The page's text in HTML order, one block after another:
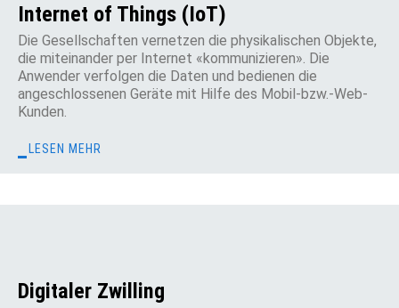
Internet of Things (IoT)
Die Gesellschaften vernetzen die physikalischen Objekte,
die miteinander per Internet «kommunizieren». Die
Anwender verfolgen die Daten und bedienen die
angeschlossenen Geräte mit Hilfe des Mobil-bzw.-Web-
Kunden.
LESEN MEHR
Digitaler Zwilling